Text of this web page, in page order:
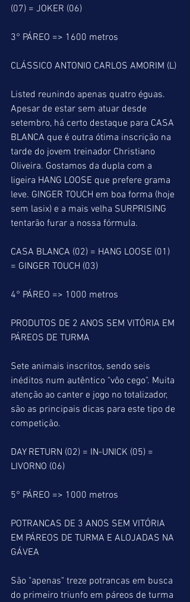
(07) = JOKER (06)
3° PÁREO => 1600 metros
CLÁSSICO ANTONIO CARLOS AMORIM (L)
Listed reunindo apenas quatro éguas.
Apesar de estar sem atuar desde
setembro, há certo destaque para CASA
BLANCA que é outra ótima inscrição na
tarde do jovem treinador Christiano
Oliveira. Gostamos da dupla com a
ligeira HANG LOOSE que prefere grama
leve. GINGER TOUCH em boa forma (hoje
sem lasix) e a mais velha SURPRISING
tentarão furar a nossa fórmula.
CASA BLANCA (02) = HANG LOOSE (01)
= GINGER TOUCH (03)
4° PÁREO => 1000 metros
PRODUTOS DE 2 ANOS SEM VITÓRIA EM
PÁREOS DE TURMA
Sete animais inscritos, sendo seis
inéditos num autêntico "vôo cego". Muita
atenção ao canter e jogo no totalizador,
são as principais dicas para este tipo de
competição.
DAY RETURN (02) = IN-UNICK (05) =
LIVORNO (06)
5° PÁREO => 1000 metros
POTRANCAS DE 3 ANOS SEM VITÓRIA
EM PÁREOS DE TURMA E ALOJADAS NA
GÁVEA
São "apenas" treze potrancas em busca
do primeiro triunfo em páreos de turma